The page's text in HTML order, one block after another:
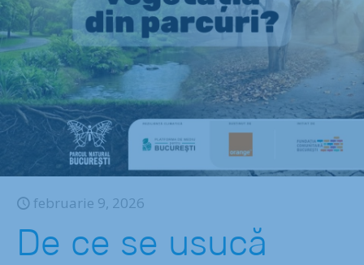
februarie 9, 2026
De ce se usucă